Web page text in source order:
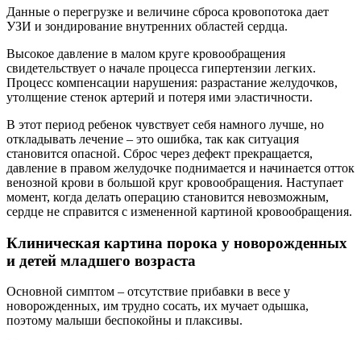
Данные о перегрузке и величине сброса кровопотока дает
УЗИ и зондирование внутренних областей сердца.
Высокое давление в малом круге кровообращения
свидетельствует о начале процесса гипертензии легких.
Процесс компенсации нарушения: разрастание желудочков,
утолщение стенок артерий и потеря ими эластичности.
В этот период ребенок чувствует себя намного лучше, но
откладывать лечение – это ошибка, так как ситуация
становится опасной. Сброс через дефект прекращается,
давление в правом желудочке поднимается и начинается отток
венозной крови в большой круг кровообращения. Наступает
момент, когда делать операцию становится невозможным,
сердце не справится с измененной картиной кровообращения.
Клиническая картина порока у новорожденных
и детей младшего возраста
Основной симптом – отсутствие прибавки в весе у
новорожденных, им трудно сосать, их мучает одышка,
поэтому малыши беспокойны и плаксивы.